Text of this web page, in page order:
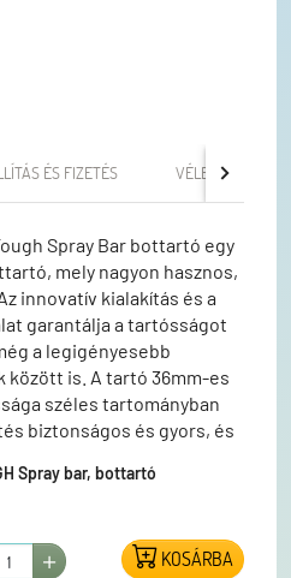
ÉS FIZETÉS VÉLEMÉNYEK
Spray Bar bottartó egy
mely nagyon hasznos,
innovatív kialakítás és a
garantálja a tartósságot
a legigényesebb
között is. A tartó 36mm-es
széles tartományban
biztonságos és gyors, és
- EVA borítású - tartón
kifejezetten előnyös
a bot
Spray bar, bottartó
KOSÁRBA